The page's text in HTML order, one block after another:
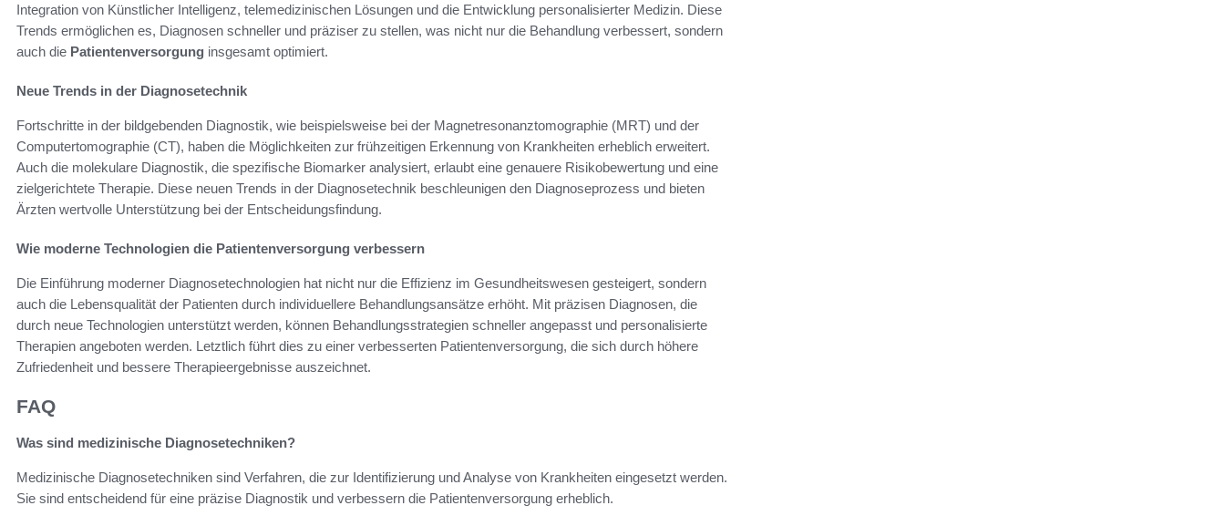
Integration von Künstlicher Intelligenz, telemedizinischen Lösungen und die Entwicklung personalisierter Medizin. Diese
Trends ermöglichen es, Diagnosen schneller und präziser zu stellen, was nicht nur die Behandlung verbessert, sondern
auch die Patientenversorgung insgesamt optimiert.
Neue Trends in der Diagnosetechnik
Fortschritte in der bildgebenden Diagnostik, wie beispielsweise bei der Magnetresonanztomographie (MRT) und der
Computertomographie (CT), haben die Möglichkeiten zur frühzeitigen Erkennung von Krankheiten erheblich erweitert.
Auch die molekulare Diagnostik, die spezifische Biomarker analysiert, erlaubt eine genauere Risikobewertung und eine
zielgerichtete Therapie. Diese neuen Trends in der Diagnosetechnik beschleunigen den Diagnoseprozess und bieten
Ärzten wertvolle Unterstützung bei der Entscheidungsfindung.
Wie moderne Technologien die Patientenversorgung verbessern
Die Einführung moderner Diagnosetechnologien hat nicht nur die Effizienz im Gesundheitswesen gesteigert, sondern
auch die Lebensqualität der Patienten durch individuellere Behandlungsansätze erhöht. Mit präzisen Diagnosen, die
durch neue Technologien unterstützt werden, können Behandlungsstrategien schneller angepasst und personalisierte
Therapien angeboten werden. Letztlich führt dies zu einer verbesserten Patientenversorgung, die sich durch höhere
Zufriedenheit und bessere Therapieergebnisse auszeichnet.
FAQ
Was sind medizinische Diagnosetechniken?
Medizinische Diagnosetechniken sind Verfahren, die zur Identifizierung und Analyse von Krankheiten eingesetzt werden.
Sie sind entscheidend für eine präzise Diagnostik und verbessern die Patientenversorgung erheblich.